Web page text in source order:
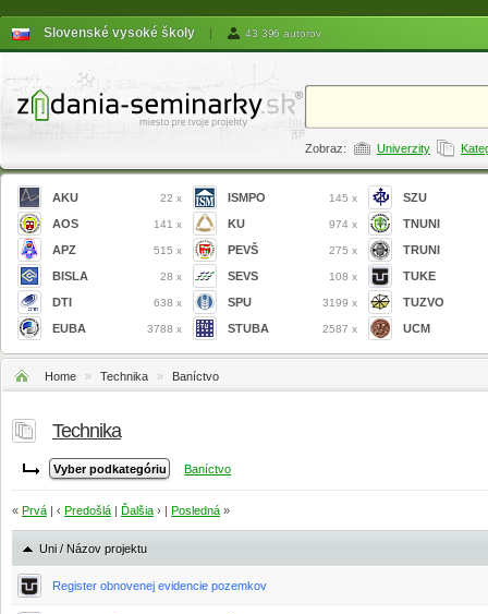
Slovenské vysoké školy | 43 396 autorov
Zobraz: Univerzity
AKU 22 x
AOS 141 x
APZ 515 x
BISLA 28 x
DTI 638 x
EUBA 3788 x
ISMPO 145 x
KU 974 x
PEVŠ 275 x
SEVS 108 x
SPU 3199 x
STUBA 2587 x
SZU
TNUNI
TRUNI
TUKE
TUZVO
UCM
Home » Technika » Baníctvo
Technika
Baníctvo
« Prvá | ‹ Predošlá Ďalšia › | Posledná »
Uni / Názov projektu
Register obnovenej evidencie pozemkov